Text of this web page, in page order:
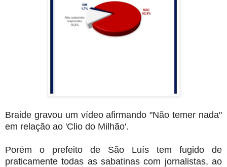
Braide gravou um vídeo afirmando "Não temer nada"
em relação ao 'Clio do Milhão'.
Porém o prefeito de São Luís tem fugido de
praticamente todas as sabatinas com jornalistas, ao